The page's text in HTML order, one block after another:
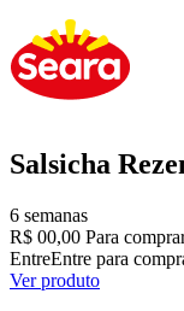
Salsicha
6 semanas
R$ 00,00 Para
EntreEntre para
Ver produto